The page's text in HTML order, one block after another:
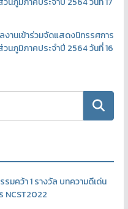
งานเข้าร่วมจัดแสดงนิทรรศการ
นภูมิภาคประจำปี 2564 วันที่ 16
มคว้า 1 รางวัล บทความดีเด่น
NCST2022